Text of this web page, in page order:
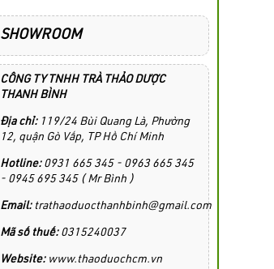
SHOWROOM
CÔNG TY TNHH TRÀ THẢO DƯỢC
THANH BÌNH
Địa chỉ:119/24 Bùi Quang Là, Phường
12, quận Gò Vấp, TP Hồ Chí Minh
Hotline:0931 665 345 - 0963 665 345
- 0945 695 345 ( Mr Bình )
Email:trathaoduocthanhbinh@gmail.com
Mã số thuế: 0315240037
Website:www.thaoduochcm.vn